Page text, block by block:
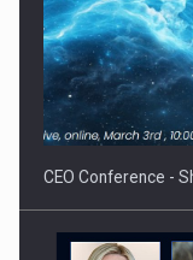
Proteinmaxxing
CEO Conference -